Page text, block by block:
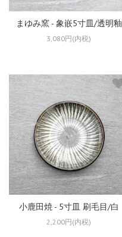
まゆみ窯 - 象嵌5寸皿/透明釉
3,080円(内税)
小鹿田焼 - 5寸皿 刷毛目/白
2,200円(内税)